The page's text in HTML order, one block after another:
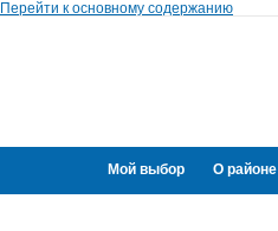
Перейти к основному содержанию
Мой выбор О районе